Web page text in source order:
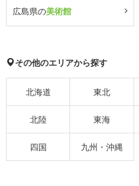
広島県の美術館
その他のエリアから探す
北海道 東北
北陸 東海
四国 九州・沖縄